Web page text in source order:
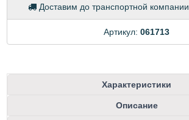
Доставим до транспортной компании
Артикул: 061713
Характеристики
Описание